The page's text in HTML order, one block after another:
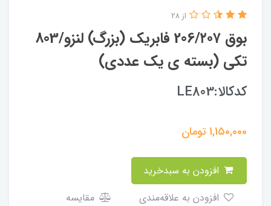
بوق 206/۲۰۷ فابریک (بزرگ) لنزو/803
تکی (بسته ی یک عددی)
از 28
کدکالا:LE803
1,150,000تومان
مقایسه